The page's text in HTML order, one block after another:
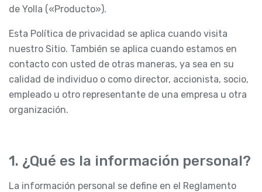
de Yolla («Producto»).
Esta Política de privacidad se aplica cuando visita
nuestro Sitio. También se aplica cuando estamos en
contacto con usted de otras maneras, ya sea en su
calidad de individuo o como director, accionista, socio,
empleado u otro representante de una empresa u otra
organización.
1. ¿Qué es la información personal?
La información personal se define en el Reglamento